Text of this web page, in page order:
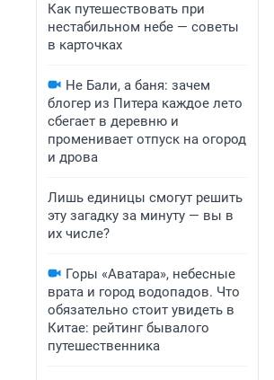
Как путешествовать при
нестабильном небе — советы
в карточках
Не Бали, а баня: зачем
блогер из Питера каждое лето
сбегает в деревню и
променивает отпуск на огород
и дрова
Лишь единицы смогут решить
эту загадку за минуту — вы в
их числе?
Горы «Аватара», небесные
врата и город водопадов. Что
обязательно стоит увидеть в
Китае: рейтинг бывалого
путешественника